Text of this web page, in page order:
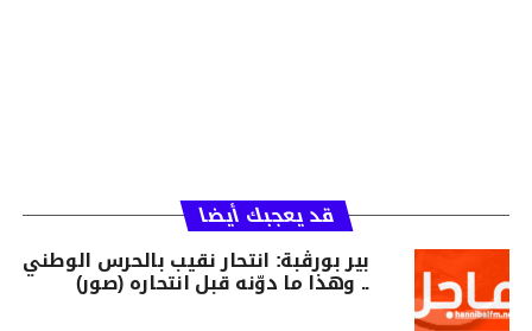
قد يعجبك أيضا
بير بورڨبة: انتحار نقيب بالحرس الوطني
.. وهذا ما دوّنه قبل انتحاره (صور)